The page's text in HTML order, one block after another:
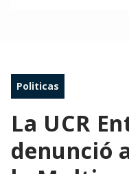
Politicas
La UCR
denunció